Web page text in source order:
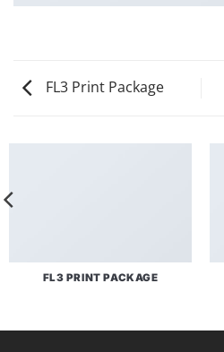
FL3 Print Package
FL3 PRINT PACKAGE